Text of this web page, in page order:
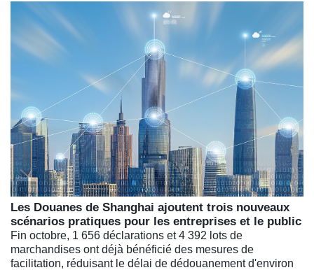
Les Douanes de Shanghai ajoutent trois nouveaux
scénarios pratiques pour les entreprises et le public
Fin octobre, 1 656 déclarations et 4 392 lots de
marchandises ont déjà bénéficié des mesures de
facilitation, réduisant le délai de dédouanement d'environ